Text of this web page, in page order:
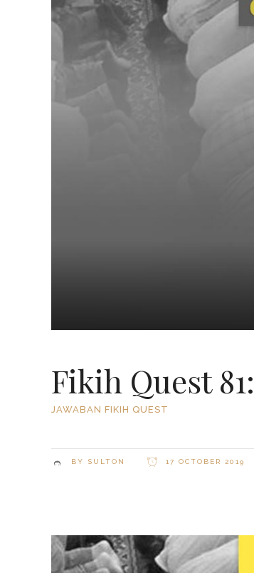
Fikih Quest
JAWABAN FIKIH QUEST
BY SULTON 17 OCTOBER 2019